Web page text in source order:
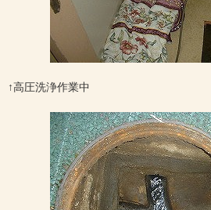
↑高圧洗浄作業中